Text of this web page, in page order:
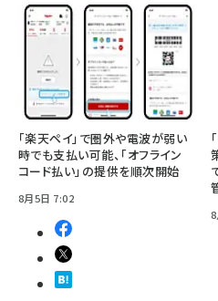
「楽天ペイ」で圏外や電波が弱い
時でも支払い可能、「オフライン
コード払い」の提供を順次開始
8月5日 7:02